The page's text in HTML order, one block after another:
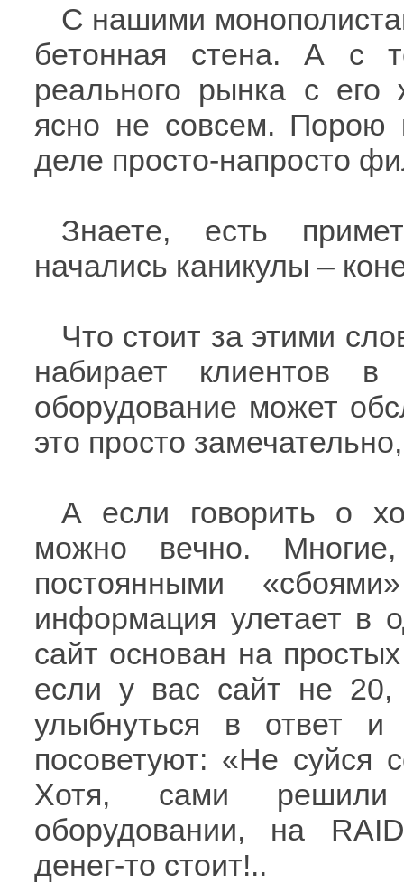
С нашими
бетонная стена. А с
реального рынка с
ясно не совсем. Порою
деле просто-напросто
Знаете, есть
начались каникулы –
Что стоит за этими
набирает клиентов
оборудование может
это просто
А если говорить о
можно вечно.
постоянными
информация улетает в
сайт основан на
если у вас сайт не
улыбнуться в ответ
посоветуют: «Не суйся
Хотя, сами решили
оборудовании, на
денег-то стоит!..